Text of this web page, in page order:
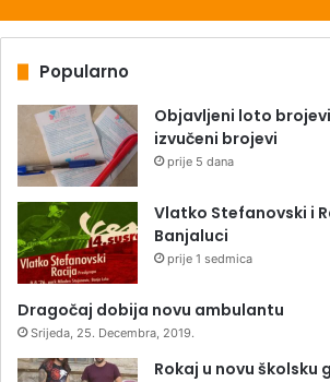
Popularno
Objavljeni loto
izvučeni brojevi
prije 5 dana
Vlatko Stefanovski i
Banjaluci
prije 1 sedmica
Dragočaj dobija novu ambulantu
Srijeda, 25. Decembra, 2019.
Rokaj u novu školsku